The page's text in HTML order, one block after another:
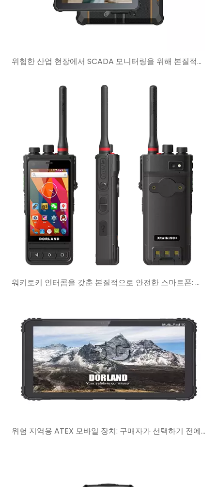
위험한 산업 현장에서 SCADA 모니터링을 위해 본질적으로 안전한 태블릿 사용
워키토키 인터콤을 갖춘 본질적으로 안전한 스마트폰: 언제 더 나은 선택입니까?
위험 지역용 ATEX 모바일 장치: 구매자가 선택하기 전에 확인해야 할 사항